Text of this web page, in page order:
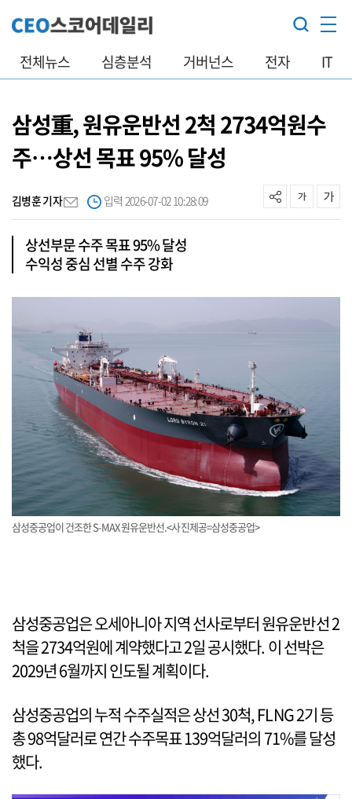
전체뉴스 심층분석 거버넌스 전자 IT
삼성重, 원유운반선 2척 2734억원수
주…상선 목표 95% 달성
김병훈 기자 입력 2026-07-02 10:28:09
상선부문 수주 목표 95% 달성
수익성 중심 선별 수주 강화
삼성중공업이 건조한 S-MAX 원유운반선.<사진제공=삼성중공업>
삼성중공업은 오세아니아 지역 선사로부터 원유운반선 2
척을 2734억원에 계약했다고 2일 공시했다. 이 선박은
2029년 6월까지 인도될 계획이다.
삼성중공업의 누적 수주실적은 상선 30척, FLNG 2기 등
총 98억달러로 연간 수주목표 139억달러의 71%를 달성
했다.